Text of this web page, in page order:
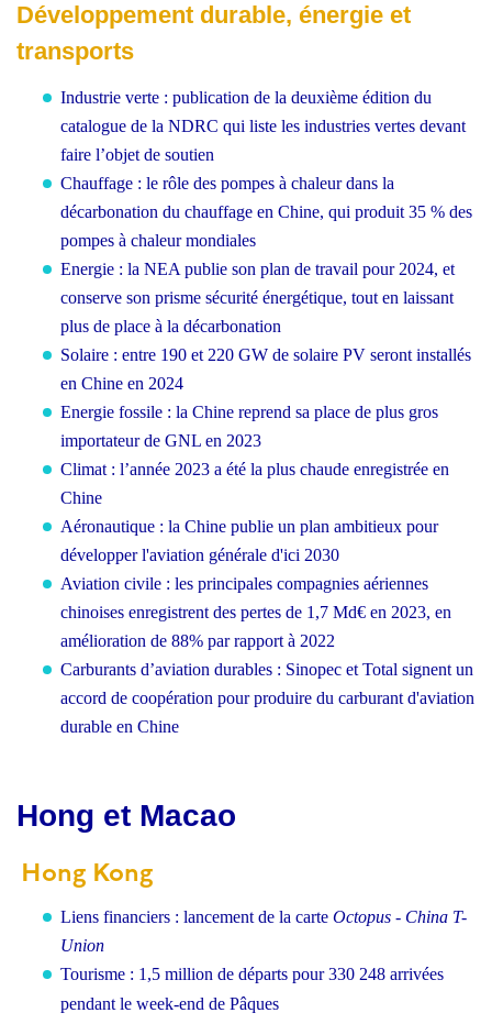
Développement durable, énergie et
transports
Industrie verte : publication de la deuxième édition du
catalogue de la NDRC qui liste les industries vertes devant
faire l’objet de soutien
Chauffage : le rôle des pompes à chaleur dans la
décarbonation du chauffage en Chine, qui produit 35 % des
pompes à chaleur mondiales
Energie : la NEA publie son plan de travail pour 2024, et
conserve son prisme sécurité énergétique, tout en laissant
plus de place à la décarbonation
Solaire : entre 190 et 220 GW de solaire PV seront installés
en Chine en 2024
Energie fossile : la Chine reprend sa place de plus gros
importateur de GNL en 2023
Climat : l’année 2023 a été la plus chaude enregistrée en
Chine
Aéronautique : la Chine publie un plan ambitieux pour
développer l'aviation générale d'ici 2030
Aviation civile : les principales compagnies aériennes
chinoises enregistrent des pertes de 1,7 Md€ en 2023, en
amélioration de 88% par rapport à 2022
Carburants d’aviation durables : Sinopec et Total signent un
accord de coopération pour produire du carburant d'aviation
durable en Chine
Hong et Macao
Hong Kong
Liens financiers : lancement de la carte Octopus - China T-
Union
Tourisme : 1,5 million de départs pour 330 248 arrivées
pendant le week-end de Pâques